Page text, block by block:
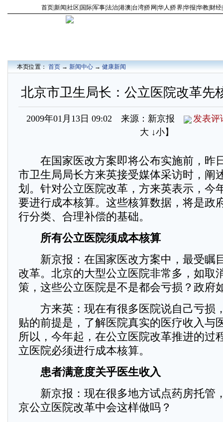
首页新闻 社区 国际军事法治港澳 台湾|侨网 华人 |侨界华报 华教 财经
本页位置：首页→新闻中心→健康新闻
北京市卫生局长：公立医院改革先
2009年01月13日 09:02 来源：新京报
发表评
大 ↓小】
在国家医改方案即将公布实施前，昨
市卫生局局长方来英接受媒体采访时，阐
划。针对公立医院改革，方来英表示，今
要进行成本核算。这些核算数据，将是政
行分类、合理补偿的基础。
所有公立医院须成本核算
新京报：在国家医改方案中，最受瞩
改革。北京的大型公立医院非常多，如取
策，这些公立医院是不是都会亏损？政府
方来英：现在有很多医院说自己亏损
贴的前提是，了解医院真实的医疗收入与
所以，今年起，在公立医院改革推进的过
立医院必须进行成本核算。
患者满意度关乎医生收入
新京报：现在很多地方试点药房托管
京公立医院改革中会这样做吗？